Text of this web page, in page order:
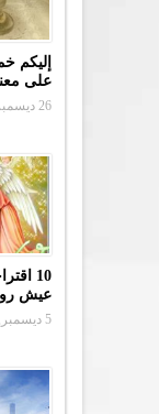
إليكم
على
26 ديسمبر,2015
10
عيش
5 ديسمبر,2015